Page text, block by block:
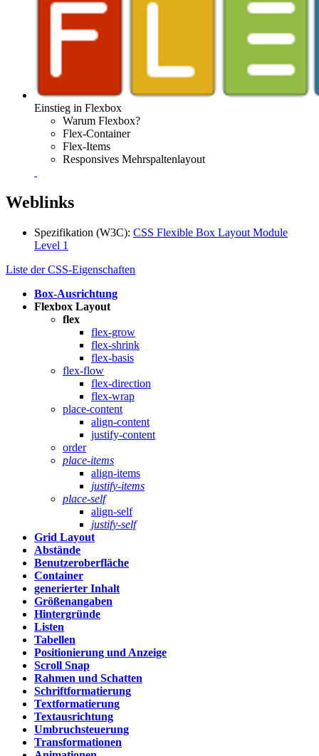
Einstieg in Flexbox
Warum Flexbox?
Flex-Container
Flex-Items
Responsives Mehrspaltenlayout
Weblinks
Spezifikation (W3C): CSS Flexible Box Layout Module
Level 1
Liste der CSS-Eigenschaften
Box-Ausrichtung
Flexbox Layout
flex
flex-grow
flex-shrink
flex-basis
flex-flow
flex-direction
flex-wrap
place-content
align-content
justify-content
order
place-items
align-items
justify-items
place-self
align-self
justify-self
Grid Layout
Abstände
Benutzeroberfläche
Container
generierter Inhalt
Größenangaben
Hintergründe
Listen
Tabellen
Positionierung und Anzeige
Scroll Snap
Rahmen und Schatten
Schriftformatierung
Textformatierung
Textausrichtung
Umbruchsteuerung
Transformationen